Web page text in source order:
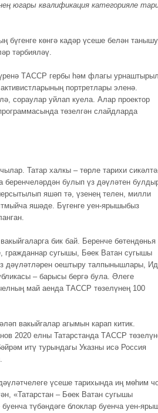
югары квалификация категорияле
бүгенге көнгә кадәр үсеше белән
тәрбияләү.
ТАССР гербы һәм флагы
портретлары эленә.
сораулар уйлап куела. Алар проектор
төзелгəн слайдларда
Татар халкы – төрле тарихи
беренчеләрдән булып үз дәүләтен
яшәп тә, үзенең телен, милли
яшәде. Бүгенге уен-ярышыбыз
бик бай. Беренче бөтендөнья
сугышы, Бөек Ватан сугышы
дәүләтләрен оештыру талпынышлары,
– барысы бергә була. Әлеге
май аенда ТАССР төзелүнең 100
вакыйгалар агымын карап китик.
2020 елны Татарстанда ТАССР
итү турындагы Указны исә Россия
үсеше тарихында иң мөһим
«Татарстан – Бөек Ватан сугышы
түбәндәге блоклар буенча уен-